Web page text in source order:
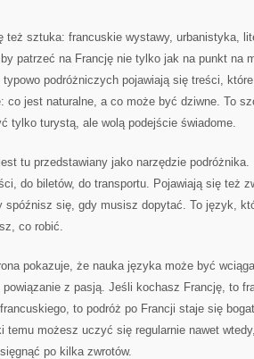
też sztuka: francuskie wystawy, urbanistyka,
patrzeć na Francję nie tylko jak na punkt na
typowo podróżniczych pojawiają się treści,
co jest naturalne, a co może być dziwne. To
tylko turystą, ale wolą podejście świadome.
tu przedstawiany jako narzędzie podróżnika.
do biletów, do transportu. Pojawiają się też
spóźnisz się, gdy musisz dopytać. To język,
co robić.
pokazuje, że nauka języka może być
powiązanie z pasją. Jeśli kochasz Francję, to
to podróż po Francji staje się
temu możesz uczyć się regularnie nawet
po kilka zwrotów.